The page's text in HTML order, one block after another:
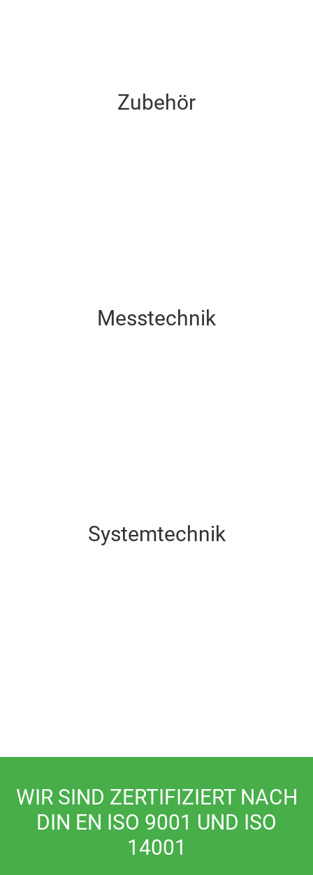
Zubehör
Messtechnik
Systemtechnik
WIR SIND ZERTI­FI­ZIERT NACH
DIN EN ISO 9001 UND ISO
14001